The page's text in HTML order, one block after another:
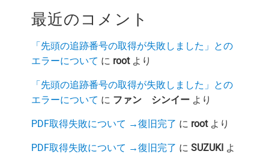
最近のコメント
「先頭の追跡番号の取得が失敗しました」との
エラーについて に rootより
「先頭の追跡番号の取得が失敗しました」との
エラーについて に ファン シンイーより
PDF取得失敗について →復旧完了 に rootより
PDF取得失敗について →復旧完了 に SUZUKIよ